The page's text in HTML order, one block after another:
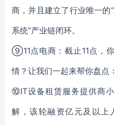
商，并且建立了行业唯一
系统”产业链闭环。
⑨11点电商：截止11点，
情？让我们一起来帮你盘点
⑩IT设备租赁服务提供商
解，该轮融资亿元及以上